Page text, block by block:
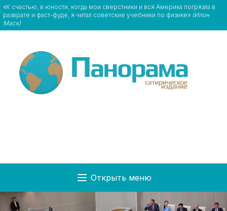
«К счастью, в юноcти, когда мои сверстники и вся Америка погрязла в
разврате и фаст-фуде, я читал советские учебники по физике» (Илон
Маск)
Открыть меню